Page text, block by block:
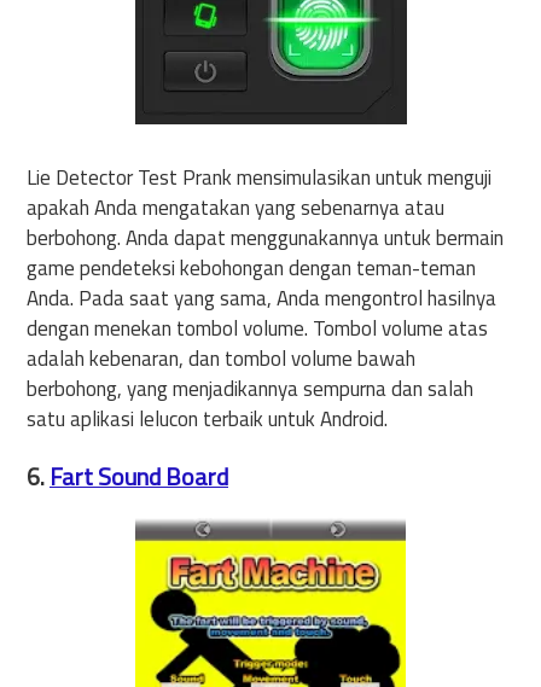
Lie Detector Test Prank mensimulasikan untuk menguji
apakah Anda mengatakan yang sebenarnya atau
berbohong. Anda dapat menggunakannya untuk bermain
game pendeteksi kebohongan dengan teman-teman
Anda. Pada saat yang sama, Anda mengontrol hasilnya
dengan menekan tombol volume. Tombol volume atas
adalah kebenaran, dan tombol volume bawah
berbohong, yang menjadikannya sempurna dan salah
satu aplikasi lelucon terbaik untuk Android.
6.Fart Sound Board